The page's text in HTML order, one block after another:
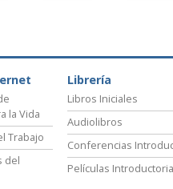
la Vida
Trabajo
del
Librería
Libros Iniciales
Audiolibros
Conferencias
Películas